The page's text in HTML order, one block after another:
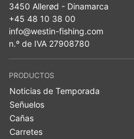
3450 Allerød - Dinamarca
+45 48 10 38 00
info@westin-fishing.com
n.º de IVA 27908780
PRODUCTOS
Noticias de Temporada
Señuelos
Cañas
Carretes